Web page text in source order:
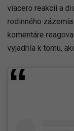
viacero reakcií a
rodinného
komentáre
vyjadrila k tomu,